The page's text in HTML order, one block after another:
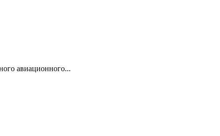
авиационного...